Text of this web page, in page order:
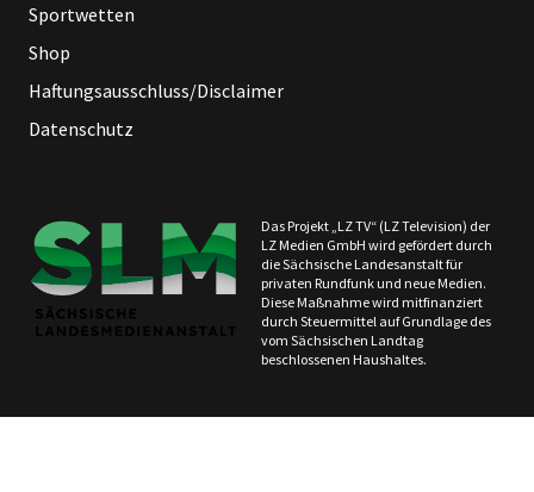
Sportwetten
Shop
Haftungsausschluss/Disclaimer
Datenschutz
Das Projekt „LZ TV“ (LZ Television) der
LZ Medien GmbH wird gefördert durch
die Sächsische Landesanstalt für
privaten Rundfunk und neue Medien.
Diese Maßnahme wird mitfinanziert
durch Steuermittel auf Grundlage des
vom Sächsischen Landtag
beschlossenen Haushaltes.